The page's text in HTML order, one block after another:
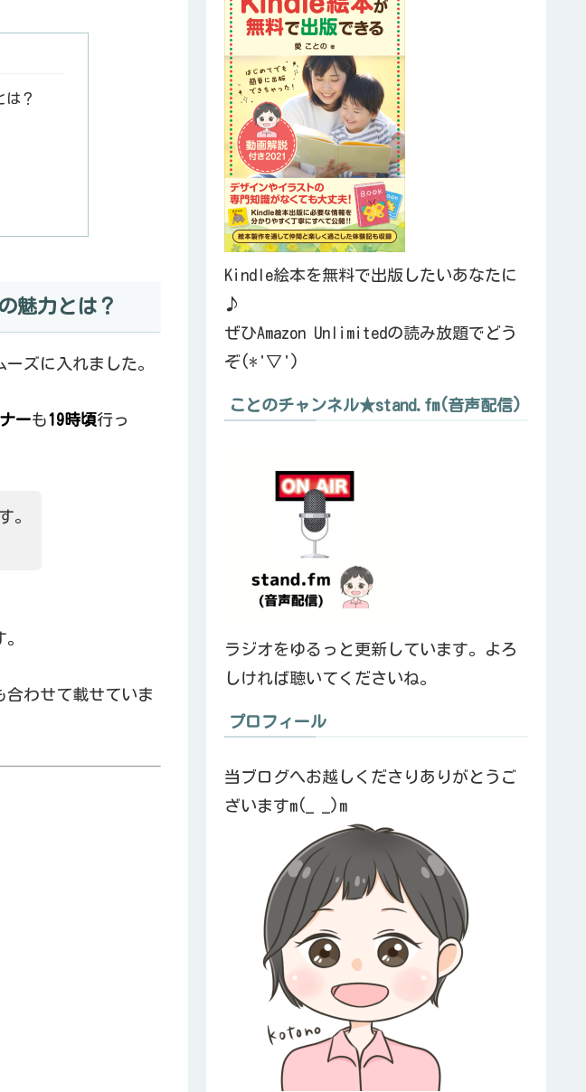
は？
魅力とは？
ーズに入れました。
ーも19時頃行っ
。
わせて載せていま
Kindle絵本を無料で出版したいあなたに
♪
ぜひAmazon Unlimitedの読み放題でどう
ぞ(*'▽')
ことのチャンネル★stand.fm(音声配信)
ラジオをゆるっと更新しています。よろ
しければ聴いてくださいね。
プロフィール
当ブログへお越しくださりありがとうご
ざいますm(_ _)m